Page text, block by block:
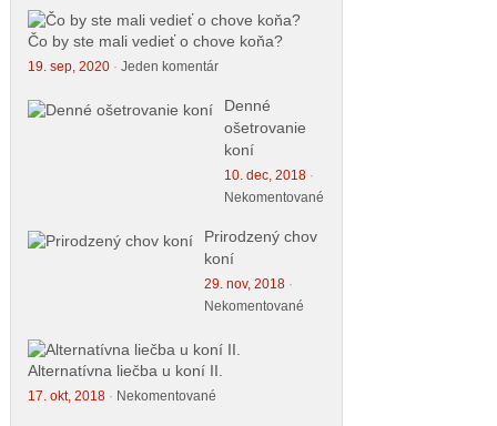
Čo by ste mali vedieť o chove koňa?
19. sep, 2020· Jeden komentár
Denné
ošetrovanie
koní
10. dec, 2018·
Nekomentované
Prirodzený chov
koní
29. nov, 2018·
Nekomentované
Alternatívna liečba u koní II.
17. okt, 2018· Nekomentované